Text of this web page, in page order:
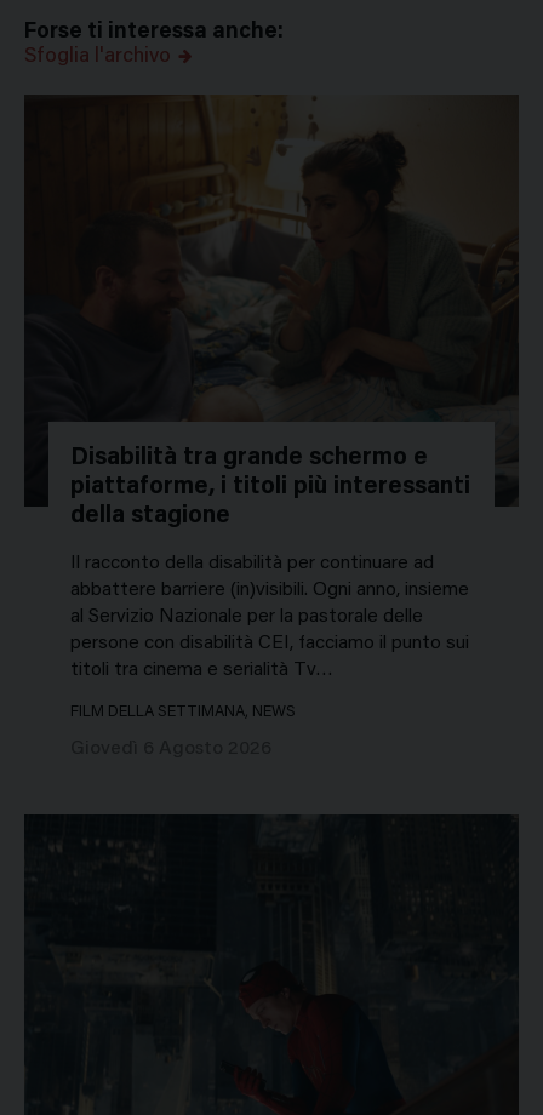
Forse ti interessa anche:
Sfoglia l'archivo
Disabilità tra grande schermo e
piattaforme, i titoli più interessanti
della stagione
Il racconto della disabilità per continuare ad
abbattere barriere (in)visibili. Ogni anno, insieme
al Servizio Nazionale per la pastorale delle
persone con disabilità CEI, facciamo il punto sui
titoli tra cinema e serialità Tv…
FILM DELLA SETTIMANA, NEWS